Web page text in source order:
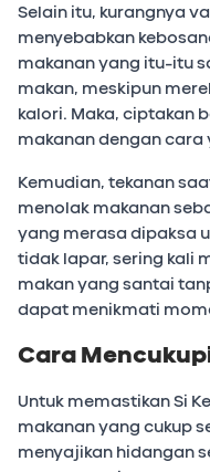
Selain itu, kurangnya
menyebabkan
makanan yang itu-itu
makan, meskipun
kalori. Maka, ciptakan
makanan dengan cara
Kemudian, tekanan
menolak makanan
yang merasa dipaksa
tidak lapar, sering kali
makan yang santai
dapat menikmati
Cara
Untuk memastikan Si
makanan yang cukup
menyajikan hidangan